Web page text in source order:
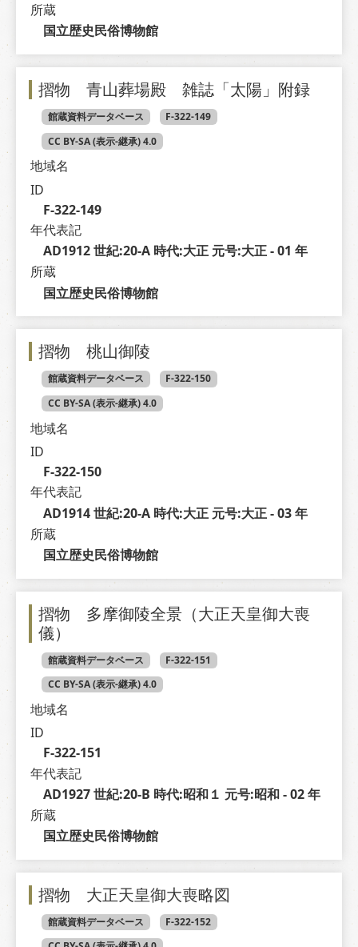
所蔵
国立歴史民俗博物館
摺物 青山葬場殿 雑誌「太陽」附録
館蔵資料データベース
F-322-149
CC BY-SA (表示-継承) 4.0
地域名
ID
F-322-149
年代表記
AD1912 世紀:20-A 時代:大正 元号:大正 - 01 年
所蔵
国立歴史民俗博物館
摺物 桃山御陵
館蔵資料データベース
F-322-150
CC BY-SA (表示-継承) 4.0
地域名
ID
F-322-150
年代表記
AD1914 世紀:20-A 時代:大正 元号:大正 - 03 年
所蔵
国立歴史民俗博物館
摺物 多摩御陵全景（大正天皇御大喪
儀）
館蔵資料データベース
F-322-151
CC BY-SA (表示-継承) 4.0
地域名
ID
F-322-151
年代表記
AD1927 世紀:20-B 時代:昭和１ 元号:昭和 - 02 年
所蔵
国立歴史民俗博物館
摺物 大正天皇御大喪略図
館蔵資料データベース
F-322-152